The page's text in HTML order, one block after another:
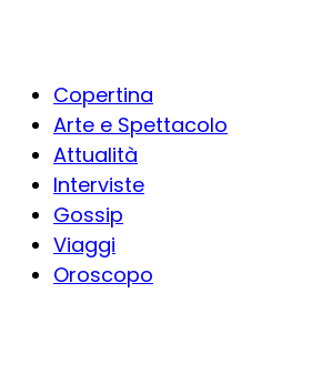
Copertina
Arte e Spettacolo
Attualità
Interviste
Gossip
Viaggi
Oroscopo